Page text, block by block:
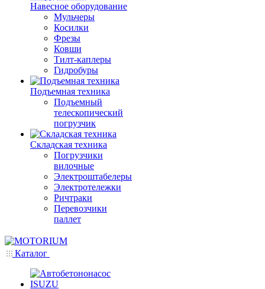
Навесное оборудование
Мульчеры
Косилки
Фрезы
Ковши
Тилт-каплеры
Гидробуры
Подъемная техника
Подъемный
телескопический
погрузчик
Складская техника
Погрузчики
вилочные
Электроштабелеры
Электротележки
Ричтраки
Перевозчики
паллет
Каталог